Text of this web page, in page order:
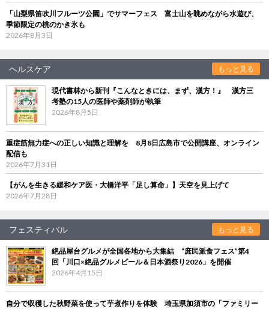
「山梨県笛吹川フルーツ公園」でサマーフェス 富士山を眺めながら水遊び、
季節限定の桃のかき氷も
2026年8月3日
ヘルスケア もっと見る
現代書林から新刊『こんなときには、まず、漢方！』 漢方三
考塾の15人の医師や薬剤師が執筆
2026年8月5日
重症筋無力症への正しい知識と理解を 8月8日広島市で公開講座、オンライン
配信も
2026年7月31日
【がんを生きる緩和ケア医・大橋洋平「足し算命」】天空を見上げて
2026年7月28日
フェスティバル もっと見る
絶品屋台グルメが全国各地から大集結 “庶民派食フェス”第4
回「川口×絶品グルメビール＆日本酒祭り2026」を開催
2026年4月15日
自分で収穫した秋野菜を使って芋煮作りを体験 埼玉県加須市の「ファミリー